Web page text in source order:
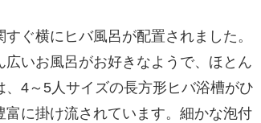
ぐ横にヒバ風呂が配置されました。
いお風呂がお好きなようで、ほとん
4～5人サイズの長方形ヒバ浴槽がひ
に掛け流されています。細かな泡付